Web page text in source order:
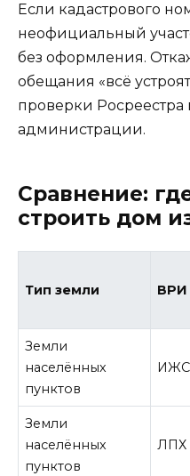
Если кадастрового
неофициальный
без оформления.
обещания «всё
проверки Росреестра
администрации.
Сравнение:
строить дом
Тип земли ВРИ
Земли
населённых
пунктов
ИЖС
Земли
населённых
пунктов
ЛПХ